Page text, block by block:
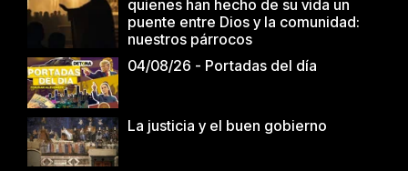
quienes han hecho de su vida un
puente entre Dios y la comunidad:
nuestros párrocos
04/08/26 - Portadas del día
La justicia y el buen gobierno